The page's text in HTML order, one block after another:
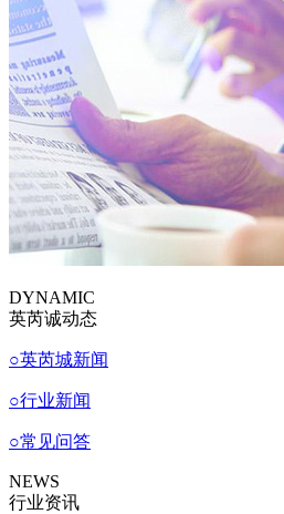
DYNAMIC
英芮诚动态
○英芮城新闻
○行业新闻
○常见问答
NEWS
行业资讯